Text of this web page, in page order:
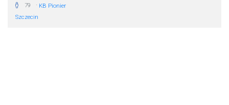
79 · KB Pionier
Szczecin